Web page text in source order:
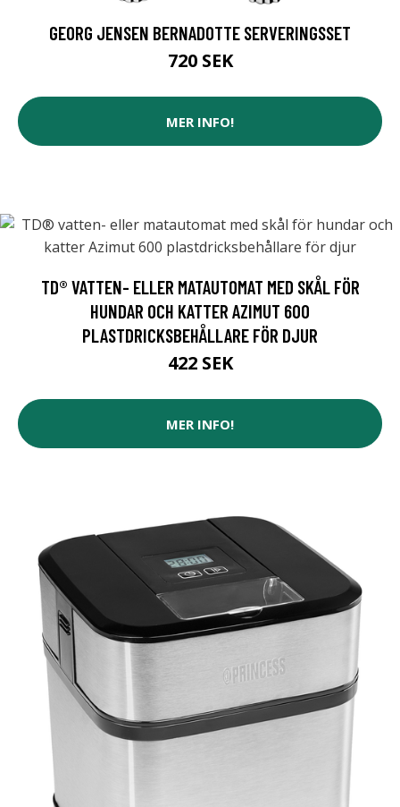
GEORG JENSEN BERNADOTTE SERVERINGSSET
720 SEK
MER INFO!
TD® VATTEN- ELLER MATAUTOMAT MED SKÅL FÖR
HUNDAR OCH KATTER AZIMUT 600
PLASTDRICKSBEHÅLLARE FÖR DJUR
422 SEK
MER INFO!